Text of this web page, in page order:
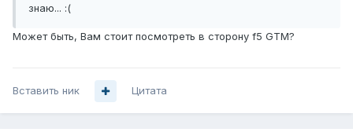
знаю... :(
Может быть, Вам стоит посмотреть в сторону f5 GTM?
Вставить ник Цитата